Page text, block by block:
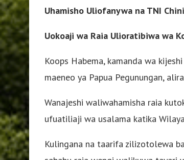
Uhamisho Uliofanywa na TNI
Uokoaji wa Raia Ulioratibiwa wa
Koops Habema, kamanda wa
maeneo ya Papua Pegunungan,
Wanajeshi waliwahamisha raia
ufuatiliaji wa usalama katika
Kulingana na taarifa zilizotolewa